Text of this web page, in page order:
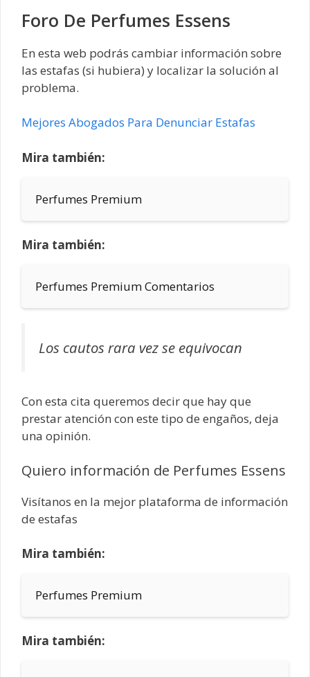
Foro De Perfumes Essens
En esta web podrás cambiar información sobre
las estafas (si hubiera) y localizar la solución al
problema.
Mejores Abogados Para Denunciar Estafas
Mira también:
Perfumes Premium
Mira también:
Perfumes Premium Comentarios
Los cautos rara vez se equivocan
Con esta cita queremos decir que hay que
prestar atención con este tipo de engaños, deja
una opinión.
Quiero información de Perfumes Essens
Visítanos en la mejor plataforma de información
de estafas
Mira también:
Perfumes Premium
Mira también: